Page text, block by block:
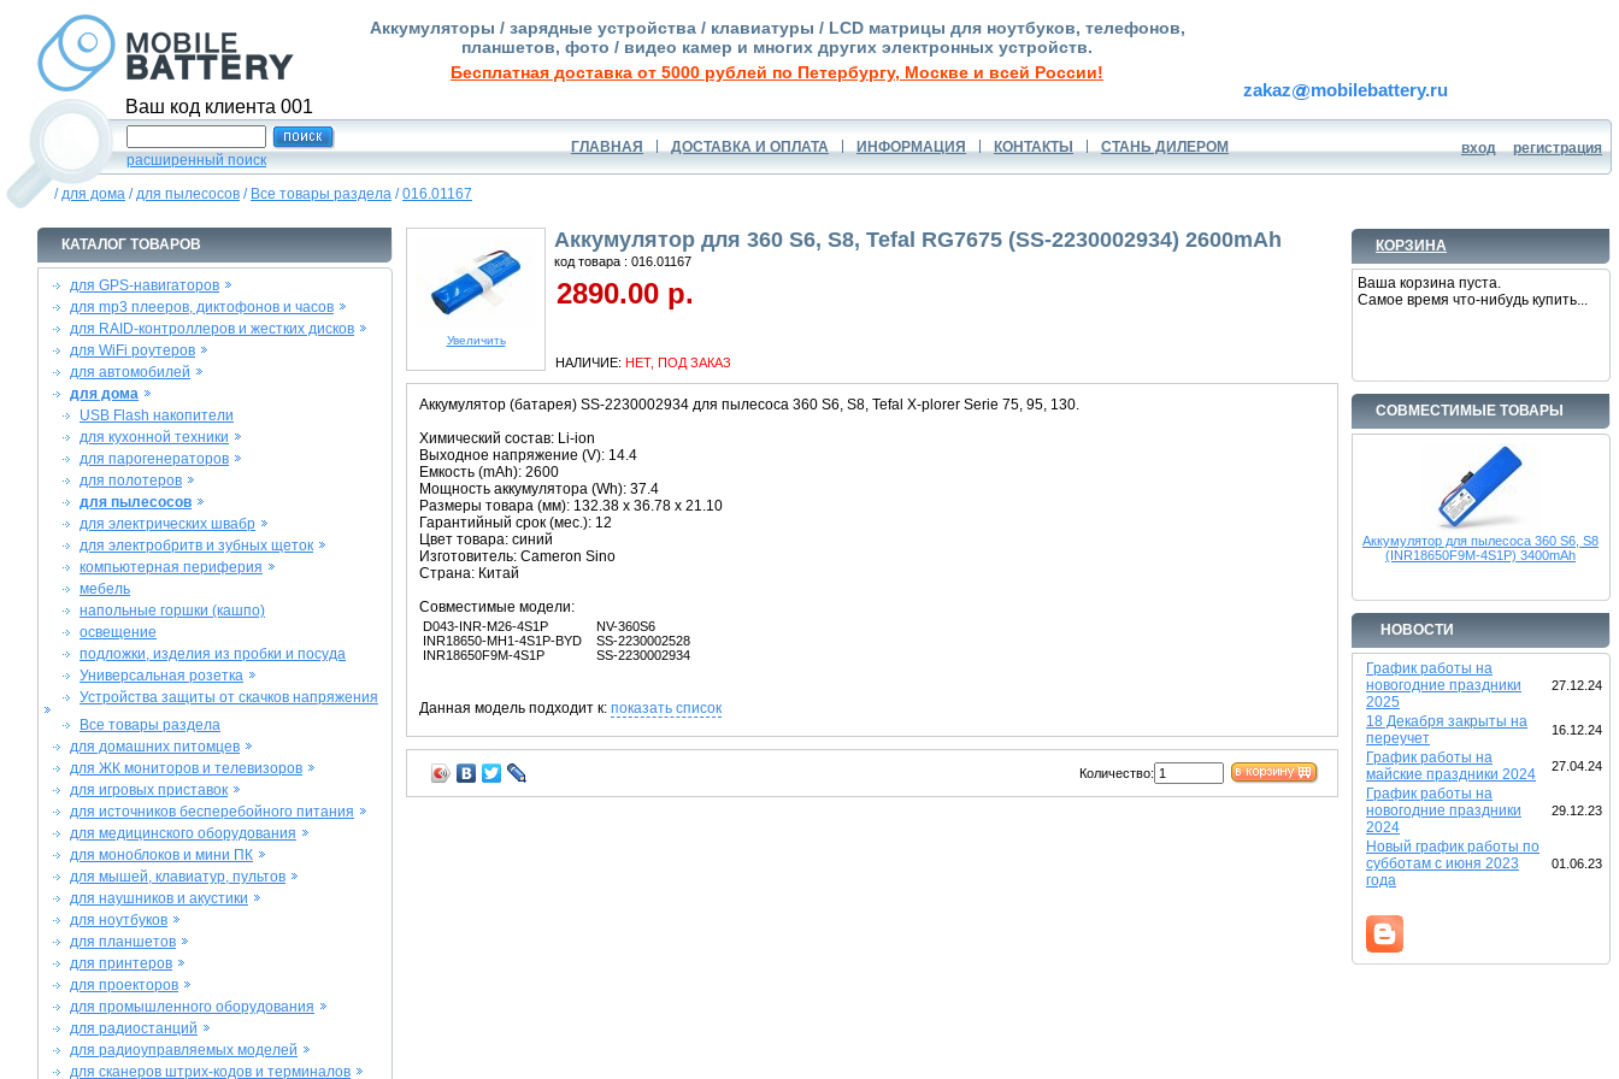
Ваш код клиента 001
Аккумуляторы / зарядные устройства / клавиатуры / LCD матрицы для ноутбуков, телефонов,
планшетов, фото / видео камер и многих других электронных устройств.
Бесплатная доставка от 5000 рублей по Петербургу, Москве и всей России!
zakaz mobilebattery.ru
расширенный поиск
ГЛАВНАЯ ДОСТАВКА И ОПЛАТА ИНФОРМАЦИЯ КОНТАКТЫ СТАНЬ ДИЛЕРОМ вход регистрация
/для дома /для пылесосов / Все товары раздела /016.01167
КОРЗИНА
Ваша корзина пуста.
Самое время что-нибудь купить...
СОВМЕСТИМЫЕ ТОВАРЫ
Аккумулятор для пылесоса 360 S6, S8
(INR18650F9M-4S1P) 3400mAh
НОВОСТИ
График работы на
новогодние праздники
2025
27.12.24
18 Декабря закрыты на
переучет
16.12.24
График работы на
майские праздники 2024
27.04.24
График работы на
новогодние праздники
2024
29.12.23
Новый график работы по
субботам с июня 2023
года
01.06.23
КАТАЛОГ ТОВАРОВ
для GPS-навигаторов
для mp3 плееров, диктофонов и часов
для RAID-контроллеров и жестких дисков
для WiFi роутеров
для автомобилей
для дома
USB Flash накопители
для кухонной техники
для парогенераторов
для полотеров
для пылесосов
для электрических швабр
для электробритв и зубных щеток
компьютерная периферия
мебель
напольные горшки (кашпо)
освещение
подложки, изделия из пробки и посуда
Универсальная розетка
Устройства защиты от скачков напряжения
Все товары раздела
для домашних питомцев
для ЖК мониторов и телевизоров
для игровых приставок
для источников бесперебойного питания
для медицинского оборудования
для моноблоков и мини ПК
для мышей, клавиатур, пультов
для наушников и акустики
для ноутбуков
для планшетов
для принтеров
для проекторов
для промышленного оборудования
для радиостанций
для радиоуправляемых моделей
для сканеров штрих-кодов и терминалов
Увеличить
Аккумулятор для 360 S6, S8, Tefal RG7675 (SS-2230002934) 2600mAh
код товара : 016.01167
2890.00 р.
НАЛИЧИЕ: НЕТ, ПОД ЗАКАЗ
Аккумулятор (батарея) SS-2230002934 для пылесоса 360 S6, S8, Tefal X-plorer Serie 75, 95, 130.
Химический состав: Li-ion
Выходное напряжение (V): 14.4
Емкость (mAh): 2600
Мощность аккумулятора (Wh): 37.4
Размеры товара (мм): 132.38 x 36.78 x 21.10
Гарантийный срок (мес.): 12
Цвет товара: синий
Изготовитель: Cameron Sino
Страна: Китай
Совместимые модели:
D043-INR-M26-4S1P
INR18650-MH1-4S1P-BYD
INR18650F9M-4S1P
NV-360S6
SS-2230002528
SS-2230002934
Данная модель подходит к: показать список
Количество: